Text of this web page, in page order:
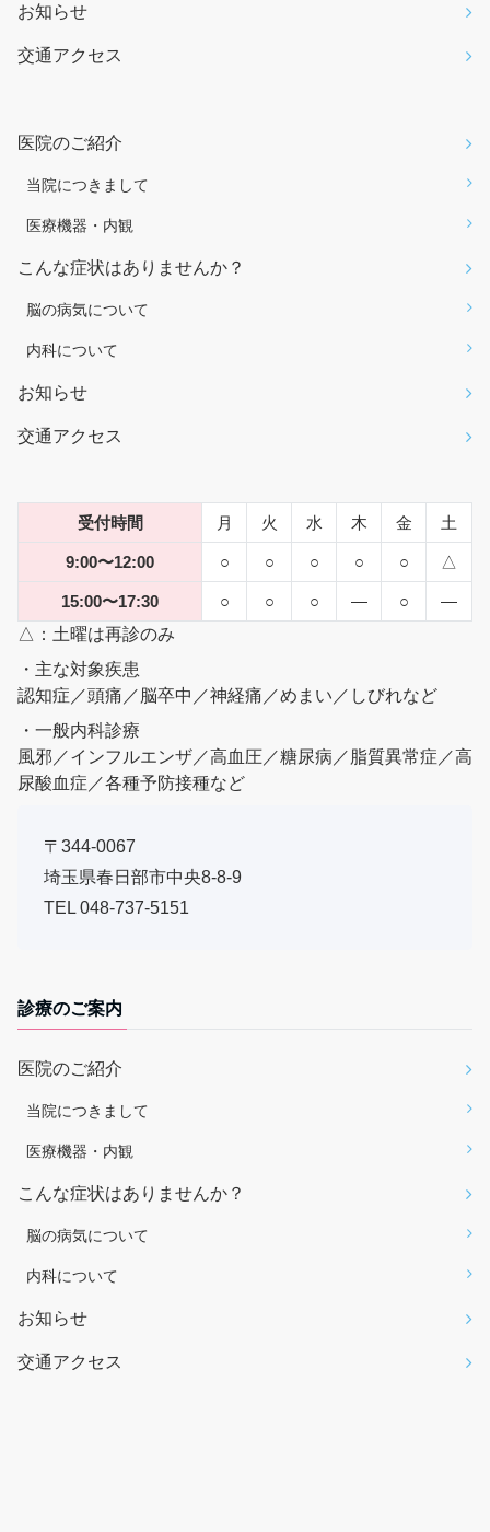
お知らせ
交通アクセス
医院のご紹介
当院につきまして
医療機器・内観
こんな症状はありませんか？
脳の病気について
内科について
お知らせ
交通アクセス
受付時間 月 火 水 木 金 土
9:00〜12:00 ○ ○ ○ ○ ○ △
15:00〜17:30 ○ ○ ○ ― ○
―
△：土曜は再診のみ
・主な対象疾患
認知症／頭痛／脳卒中／神経痛／めまい／しびれなど
・一般内科診療
風邪／インフルエンザ／高血圧／糖尿病／脂質異常症／高
尿酸血症／各種予防接種など
〒344-0067
埼玉県春日部市中央8-8-9
TEL 048-737-5151
診療のご案内
医院のご紹介
当院につきまして
医療機器・内観
こんな症状はありませんか？
脳の病気について
内科について
お知らせ
交通アクセス